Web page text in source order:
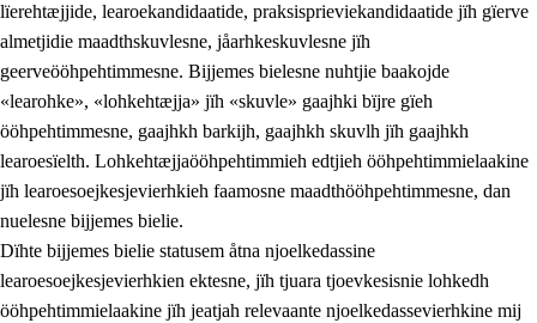
lïerehtæjjide, learoekandidaatide, praksisprieviekandidaatide jïh gïerve
almetjidie maadthskuvlesne, jåarhkeskuvlesne jïh
geerveööhpehtimmesne. Bijjemes bielesne nuhtjie baakojde
«learohke», «lohkehtæjja» jïh «skuvle» gaajhki bïjre gïeh
ööhpehtimmesne, gaajhkh barkijh, gaajhkh skuvlh jïh gaajhkh
learoesïelth. Lohkehtæjjaööhpehtimmieh edtjieh ööhpehtimmielaakine
jïh learoesoejkesjevierhkieh faamosne maadthööhpehtimmesne, dan
nuelesne bijjemes bielie.
Dïhte bijjemes bielie statusem åtna njoelkedassine
learoesoejkesjevierhkien ektesne, jïh tjuara tjoevkesisnie lohkedh
ööhpehtimmielaakine jïh jeatjah relevaante njoelkedassevierhkine mij